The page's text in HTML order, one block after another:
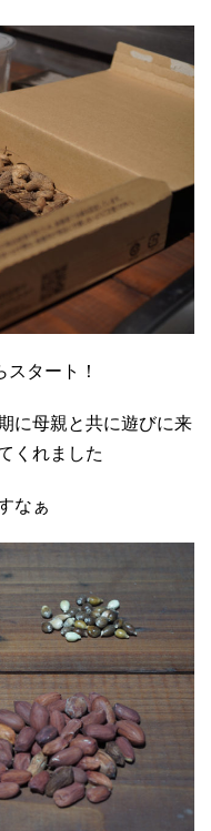
タート！
に母親と共に遊びに来
くれました
なぁ